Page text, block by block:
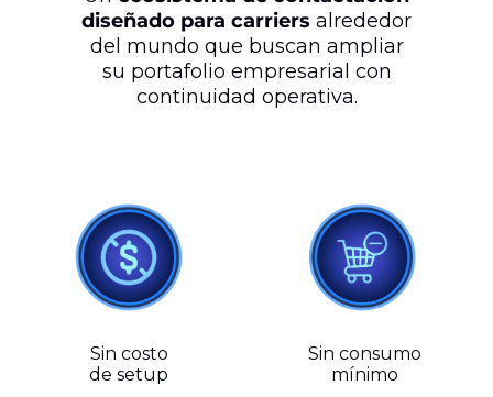
diseñado para carriers alrededor
del mundo que buscan ampliar
su portafolio empresarial con
continuidad operativa.
Sin costo
de setup
Sin consumo
mínimo